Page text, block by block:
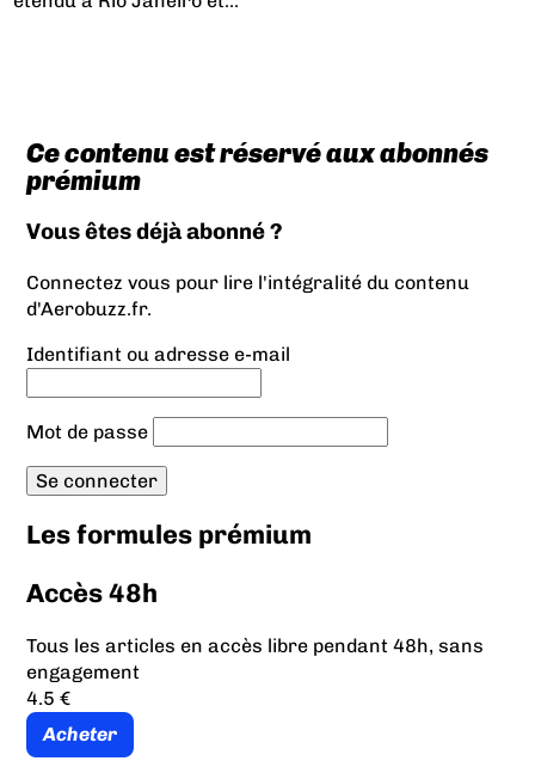
Ce contenu est réservé aux abonnés
prémium
Vous êtes déjà abonné ?
Connectez vous pour lire l'intégralité du contenu
d'Aerobuzz.fr.
Identifiant ou adresse e-mail
Mot de passe
Les formules prémium
Accès 48h
Tous les articles en accès libre pendant 48h, sans
engagement
4.5 €
Acheter